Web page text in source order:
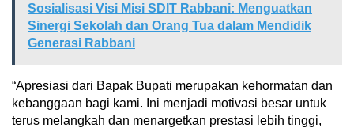
Sosialisasi Visi Misi SDIT Rabbani: Menguatkan
Sinergi Sekolah dan Orang Tua dalam Mendidik
Generasi Rabbani
“Apresiasi dari Bapak Bupati merupakan kehormatan dan
kebanggaan bagi kami. Ini menjadi motivasi besar untuk
terus melangkah dan menargetkan prestasi lebih tinggi,